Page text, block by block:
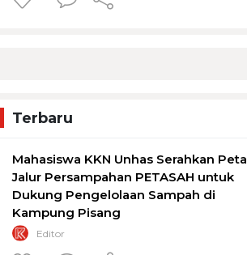
Terbaru
Mahasiswa KKN Unhas Serahkan Peta
Jalur Persampahan PETASAH untuk
Dukung Pengelolaan Sampah di
Kampung Pisang
Editor